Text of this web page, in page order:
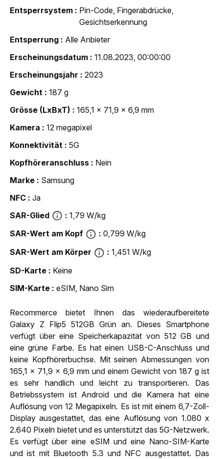
Entsperrsystem
Pin-Code, Fingerabdrücke,
Gesichtserkennung
Entsperrung
Alle Anbieter
Erscheinungsdatum
11.08.2023, 00:00:00
Erscheinungsjahr
2023
Gewicht
187 g
Grösse (LxBxT)
165,1 x 71,9 x 6,9 mm
Kamera
12 megapixel
Konnektivität
5G
Kopfhöreranschluss
Nein
Marke
Samsung
NFC
Ja
SAR-Glied
1,79 W/kg
SAR-Wert am Kopf
0,799 W/kg
SAR-Wert am Körper
1,451 W/kg
SD-Karte
Keine
SIM-Karte
eSIM, Nano Sim
Recommerce bietet Ihnen das wiederaufbereitete
Galaxy Z Flip5 512GB Grün an. Dieses Smartphone
verfügt über eine Speicherkapazität von 512 GB und
eine grüne Farbe. Es hat einen USB-C-Anschluss und
keine Kopfhörerbuchse. Mit seinen Abmessungen von
165,1 x 71,9 x 6,9 mm und einem Gewicht von 187 g ist
es sehr handlich und leicht zu transportieren. Das
Betriebssystem ist Android und die Kamera hat eine
Auflösung von 12 Megapixeln. Es ist mit einem 6,7-Zoll-
Display ausgestattet, das eine Auflösung von 1.080 x
2.640 Pixeln bietet und es unterstützt das 5G-Netzwerk.
Es verfügt über eine eSIM und eine Nano-SIM-Karte
und ist mit Bluetooth 5.3 und NFC ausgestattet. Das